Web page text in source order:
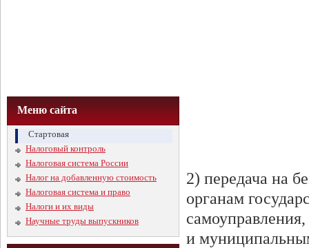
Меню сайта
Стартовая
Налоговый контроль
Налоговая система России
Налог на добавленную стоимость
Налоговая система и право
Налоги и их виды
Научные труды выпускников
2) передача на
органам
и